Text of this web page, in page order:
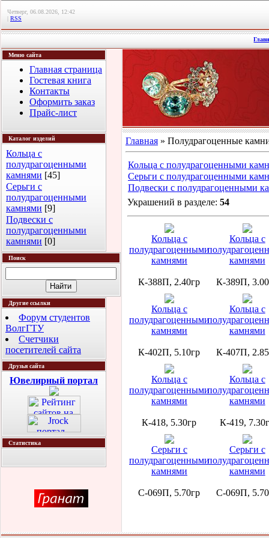
Четверг, 06.08.2026, 12:42
| RSS
Меню сайта
Главная страница
Гостевая книга
Контакты
Оформить заказ
Прайс-лист
Каталог изделий
Кольца с
полудрагоценными
камнями [45]
Серьги с
полудрагоценными
камнями [9]
Подвески с
полудрагоценными
камнями [0]
Поиск
Другие ссылки
Форум студентов
ВолгГТУ
Счетчики
посетителей сайта
Друзья сайта
Ювелирный портал
Статистика
Главная » Полудрагоценные
Кольца с полудрагоценными
Серьги с полудрагоценными
Подвески с полудрагоценными
Украшений в разделе: 54
Кольца с
полудрагоценными
камнями
К-388П, 2.40гр
Кольца с
камнями
К-389П,
Кольца с
полудрагоценными
камнями
К-402П, 5.10гр
Кольца с
камнями
К-407П,
Кольца с
полудрагоценными
камнями
К-418, 5.30гр
Кольца с
камнями
К-419,
Серьги с
полудрагоценными
камнями
С-069П, 5.70гр
Серьги с
камнями
С-069П,